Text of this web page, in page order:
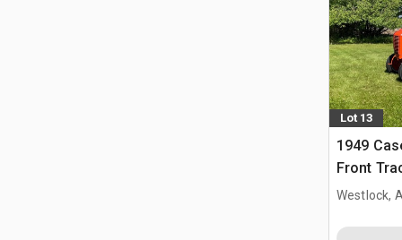
Lot 13
1949
Front
Westlock,